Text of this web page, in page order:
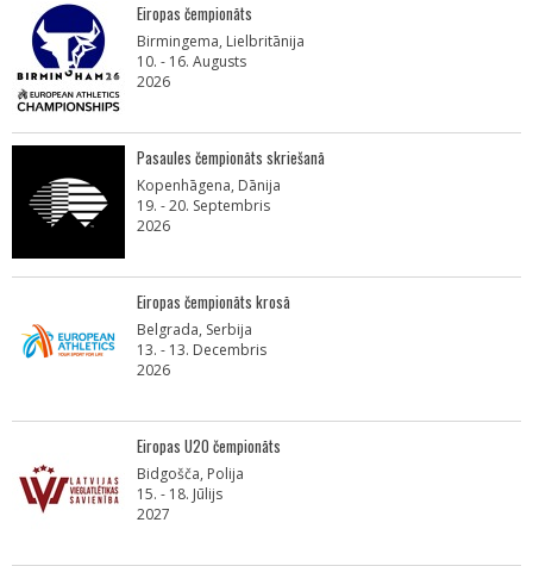
Eiropas čempionāts
Birmingema, Lielbritānija
10. - 16. Augusts
2026
Pasaules čempionāts skriešanā
Kopenhāgena, Dānija
19. - 20. Septembris
2026
Eiropas čempionāts krosā
Belgrada, Serbija
13. - 13. Decembris
2026
Eiropas U20 čempionāts
Bidgošča, Polija
15. - 18. Jūlijs
2027